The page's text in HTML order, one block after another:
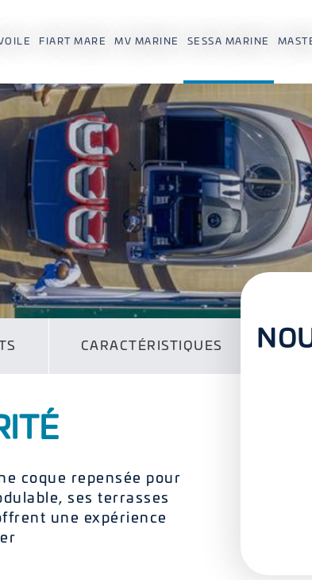
FIART MARE MV MARINE SESSA MARINE
CARACTÉRISTIQUES
coque repensée pour
ses terrasses
une expérience